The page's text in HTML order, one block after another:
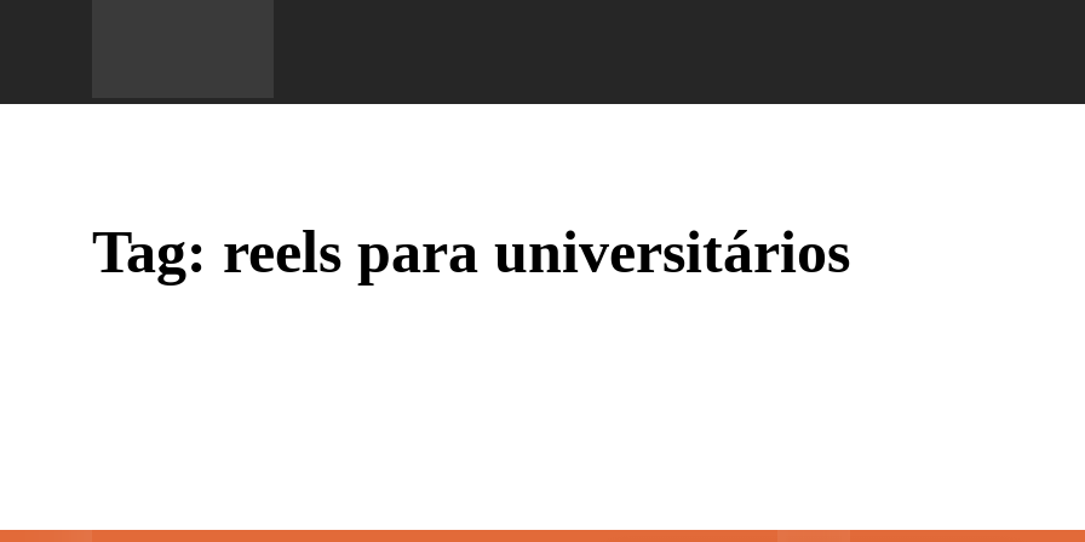
Tag: reels para universitários